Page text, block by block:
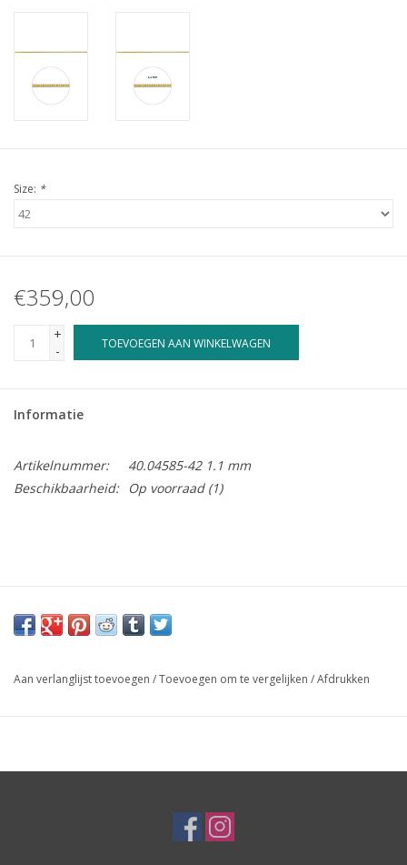
Size: *
€359,00
+
-
TOEVOEGEN AAN WINKELWAGEN
Informatie
Artikelnummer:
40.04585-42 1.1 mm
Beschikbaarheid:
Op voorraad(1)
Aan verlanglijst toevoegen /Toevoegen om te vergelijken /Afdrukken